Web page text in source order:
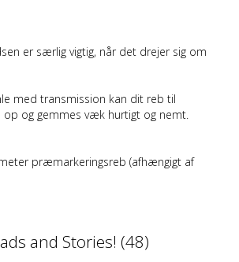
er særlig vigtig, når det drejer sig om
med transmission kan dit reb til
og gemmes væk hurtigt og nemt.
præmarkeringsreb (afhængigt af
and Stories! (48)